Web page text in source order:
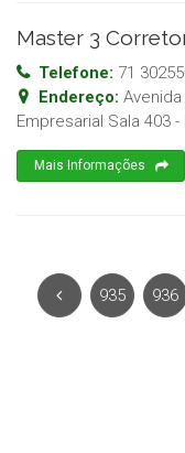
Master 3
Telefone: 71
Endereço:
Empresarial Sala 403 -
Mais Informações
935 936